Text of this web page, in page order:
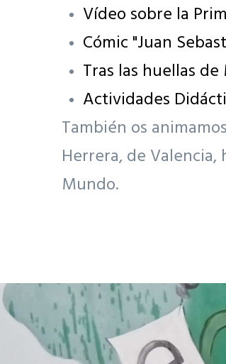
Vídeo sobre la
Cómic "Juan
Tras las huellas
Actividades
También os
Herrera, de
Mundo.